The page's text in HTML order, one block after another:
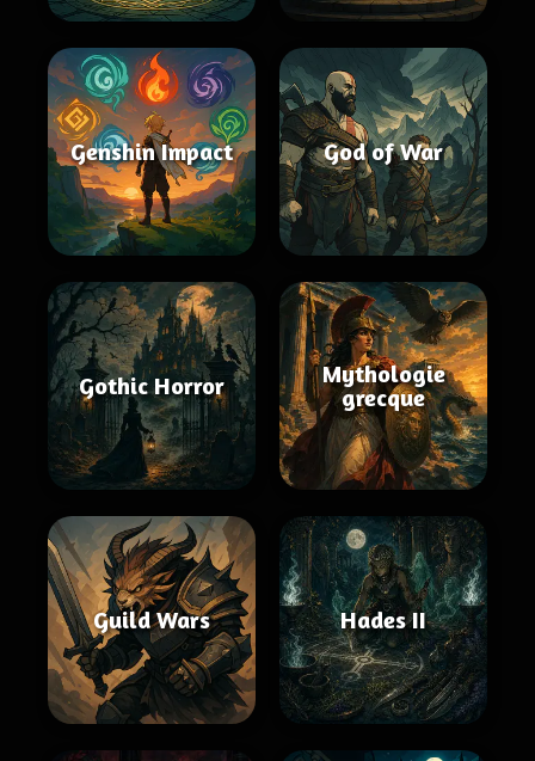
Genshin Impact God of War
Gothic Horror
Mythologie
grecque
Guild Wars Hades II